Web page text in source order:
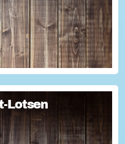
Lotsen
lebendigen
höheren